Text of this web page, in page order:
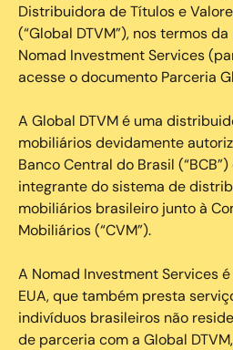
Distribuidora de Títulos e
(“Global DTVM”), nos termos
Nomad Investment Services
acesse o documento Parceria
A Global DTVM é uma
mobiliários devidamente
Banco Central do Brasil
integrante do sistema de
mobiliários brasileiro junto à
Mobiliários (“CVM”).
‍A Nomad Investment Services
EUA, que também presta
indivíduos brasileiros não
de parceria com a Global